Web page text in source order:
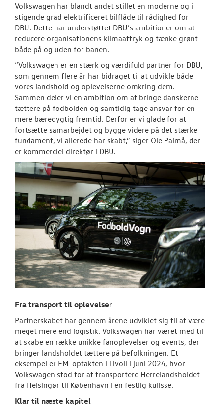
Volkswagen har blandt andet stillet en moderne og i
stigende grad elektrificeret bilflåde til rådighed for
DBU. Dette har understøttet DBU’s ambitioner om at
reducere organisationens klimaaftryk og tænke grønt –
både på og uden for banen.
“Volkswagen er en stærk og værdifuld partner for DBU,
som gennem flere år har bidraget til at udvikle både
vores landshold og oplevelserne omkring dem.
Sammen deler vi en ambition om at bringe danskerne
tættere på fodbolden og samtidig tage ansvar for en
mere bæredygtig fremtid. Derfor er vi glade for at
fortsætte samarbejdet og bygge videre på det stærke
fundament, vi allerede har skabt,” siger Ole Palmå, der
er kommerciel direktør i DBU.
Fra transport til oplevelser
Partnerskabet har gennem årene udviklet sig til at være
meget mere end logistik. Volkswagen har været med til
at skabe en række unikke fanoplevelser og events, der
bringer landsholdet tættere på befolkningen. Et
eksempel er EM-optakten i Tivoli i juni 2024, hvor
Volkswagen stod for at transportere Herrelandsholdet
fra Helsingør til København i en festlig kulisse.
Klar til næste kapitel